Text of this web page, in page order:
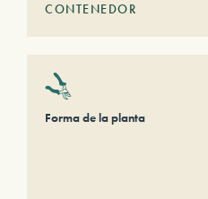
CONTENEDOR
Forma de la planta